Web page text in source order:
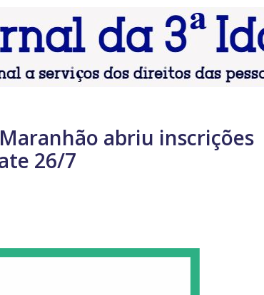
abriu inscrições
26/7